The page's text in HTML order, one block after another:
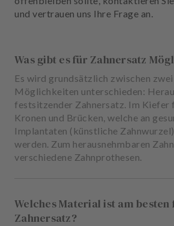
und vertrauen uns Ihre Frage an.
Was gibt es für Zahnersatz
Es wird grundsätzlich zwischen
Möglichkeiten unterschieden:
festsitzender Zahnersatz. Im
Kronen und Brücken, welche an
Implantaten (künstliche
werden. Zum herausnehmbaren
verschiedene Zahnprothesen.
Welches Material ist am besten
Zahnersatz?